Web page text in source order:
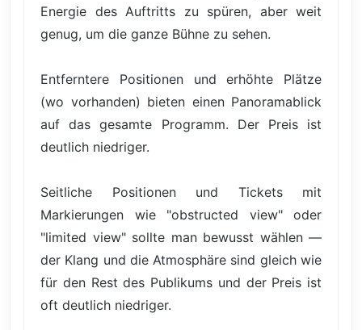
Energie des Auftritts zu spüren, aber weit
genug, um die ganze Bühne zu sehen.
Entferntere Positionen und erhöhte Plätze
(wo vorhanden) bieten einen Panoramablick
auf das gesamte Programm. Der Preis ist
deutlich niedriger.
Seitliche Positionen und Tickets mit
Markierungen wie "obstructed view" oder
"limited view" sollte man bewusst wählen —
der Klang und die Atmosphäre sind gleich wie
für den Rest des Publikums und der Preis ist
oft deutlich niedriger.